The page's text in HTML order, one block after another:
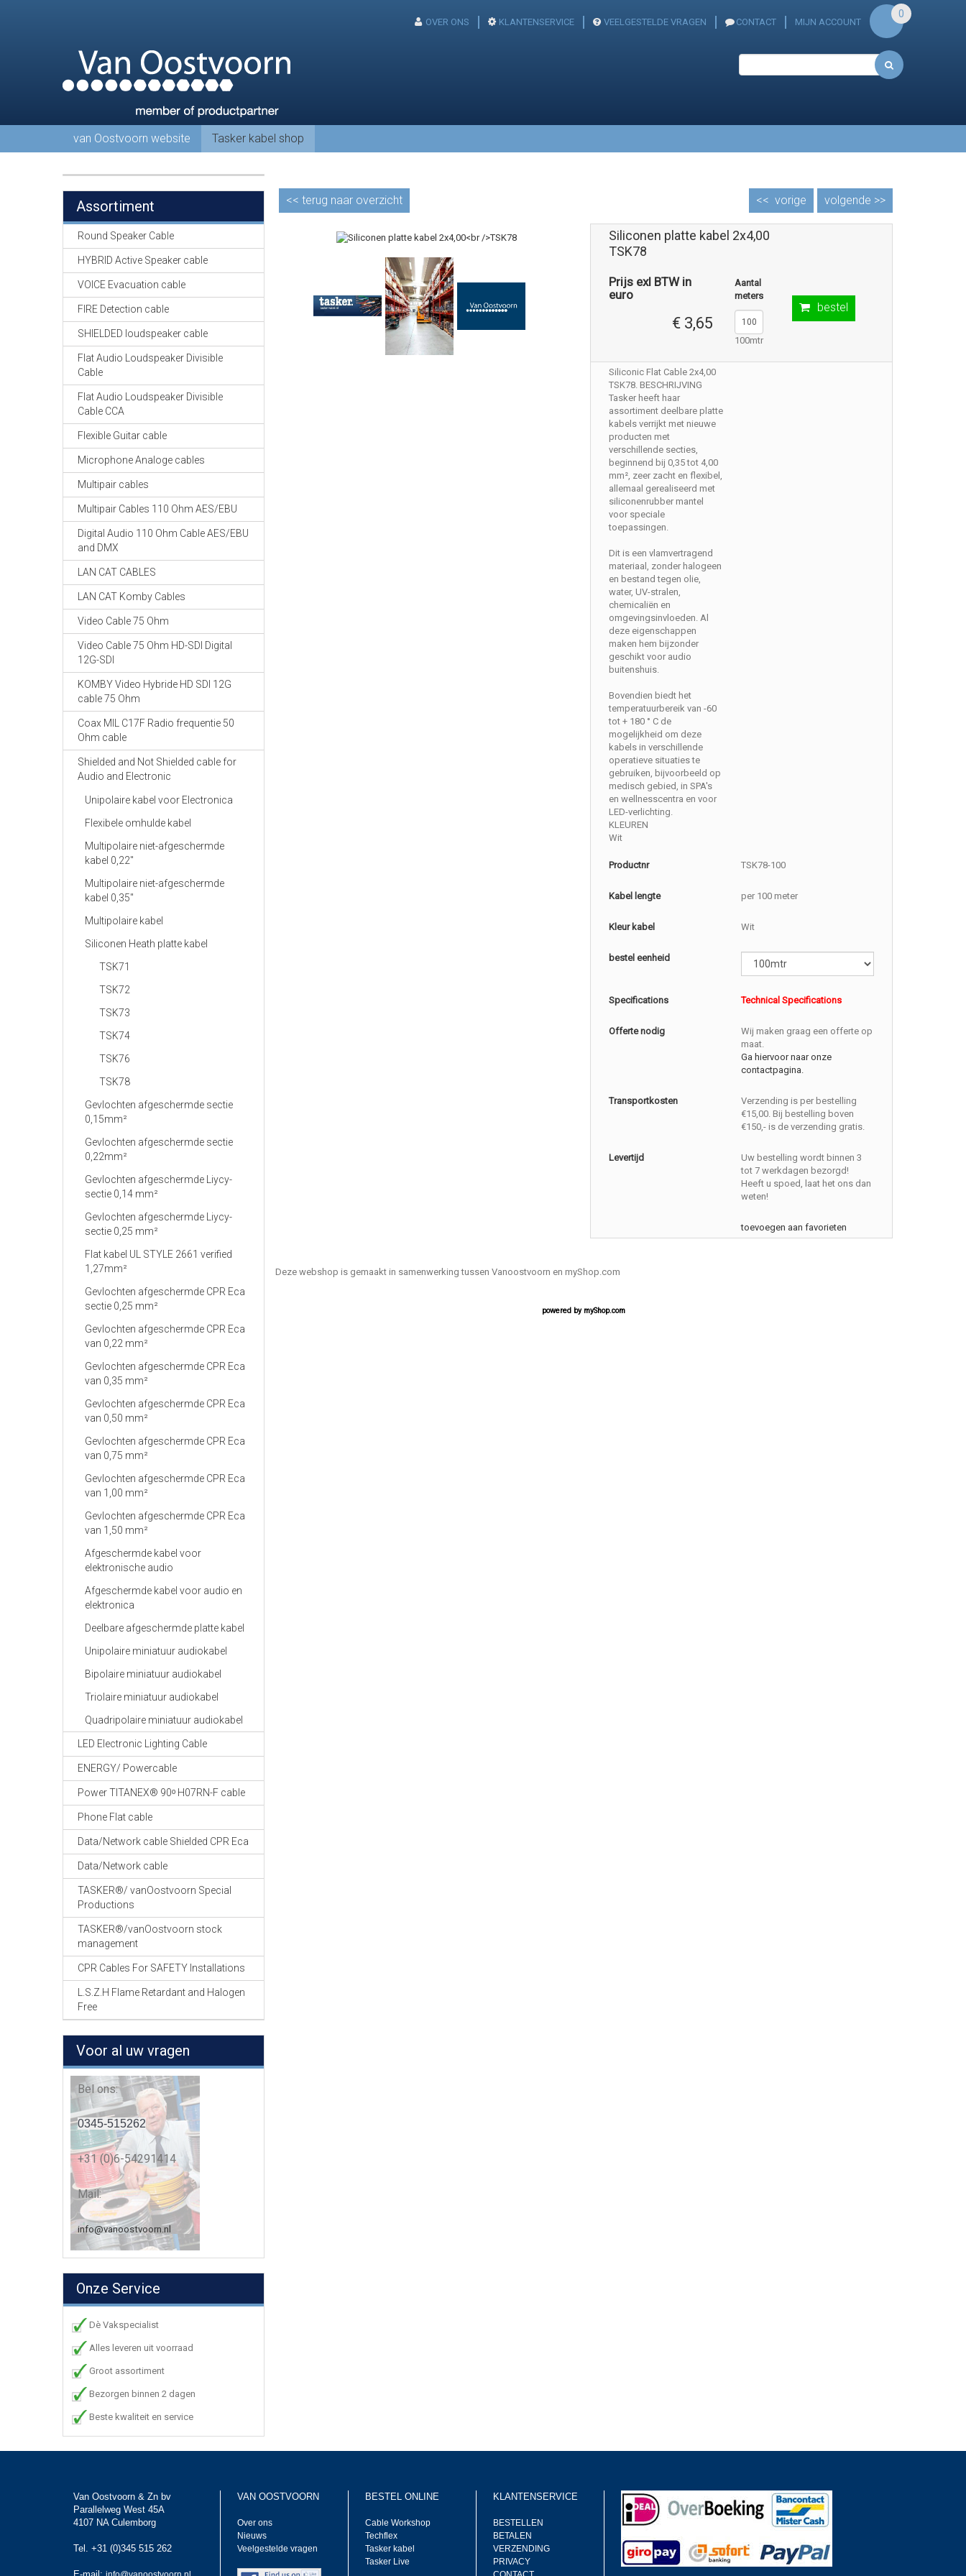
OVER ONS KLANTENSERVICE VEELGESTELDE VRAGEN CONTACT MIJN ACCOUNT
0
van Oostvoorn website Tasker kabel shop
Assortiment
Round Speaker Cable
HYBRID Active Speaker cable
VOICE Evacuation cable
FIRE Detection cable
SHIELDED loudspeaker cable
Flat Audio Loudspeaker Divisible
Cable
Flat Audio Loudspeaker Divisible
Cable CCA
Flexible Guitar cable
Microphone Analoge cables
Multipair cables
Multipair Cables 110 Ohm AES/EBU
Digital Audio 110 Ohm Cable AES/EBU
and DMX
LAN CAT CABLES
LAN CAT Komby Cables
Video Cable 75 Ohm
Video Cable 75 Ohm HD-SDI Digital
12G-SDI
KOMBY Video Hybride HD SDI 12G
cable 75 Ohm
Coax MIL C17F Radio frequentie 50
Ohm cable
Shielded and Not Shielded cable for
Audio and Electronic
Unipolaire kabel voor Electronica
Flexibele omhulde kabel
Multipolaire niet-afgeschermde
kabel 0,22"
Multipolaire niet-afgeschermde
kabel 0,35"
Multipolaire kabel
Siliconen Heath platte kabel
TSK71
TSK72
TSK73
TSK74
TSK76
TSK78
Gevlochten afgeschermde sectie
0,15mm²
Gevlochten afgeschermde sectie
0,22mm²
Gevlochten afgeschermde Liycy-
sectie 0,14 mm²
Gevlochten afgeschermde Liycy-
sectie 0,25 mm²
Flat kabel UL STYLE 2661 verified
1,27mm²
Gevlochten afgeschermde CPR Eca
sectie 0,25 mm²
Gevlochten afgeschermde CPR Eca
van 0,22 mm²
Gevlochten afgeschermde CPR Eca
van 0,35 mm²
Gevlochten afgeschermde CPR Eca
van 0,50 mm²
Gevlochten afgeschermde CPR Eca
van 0,75 mm²
Gevlochten afgeschermde CPR Eca
van 1,00 mm²
Gevlochten afgeschermde CPR Eca
van 1,50 mm²
Afgeschermde kabel voor
elektronische audio
Afgeschermde kabel voor audio en
elektronica
Deelbare afgeschermde platte kabel
Unipolaire miniatuur audiokabel
Bipolaire miniatuur audiokabel
Triolaire miniatuur audiokabel
Quadripolaire miniatuur audiokabel
LED Electronic Lighting Cable
ENERGY/ Powercable
Power TITANEX® 90ᵒ H07RN-F cable
Phone Flat cable
Data/Network cable Shielded CPR Eca
Data/Network cable
TASKER®/ vanOostvoorn Special
Productions
TASKER®/vanOostvoorn stock
management
CPR Cables For SAFETY Installations
L.S.Z.H Flame Retardant and Halogen
Free
Voor al uw vragen
Bel ons:
0345-515262
+31 (0)6-54291414
Mail:
info@vanoostvoorn.nl
Onze Service
Dè Vakspecialist
Alles leveren uit voorraad
Groot assortiment
Bezorgen binnen 2 dagen
Beste kwaliteit en service
<< terug naar overzicht volgende >>
<< vorige
Siliconen platte kabel 2x4,00
TSK78
Prijs exl BTW in
euro
€ 3,65
Aantal
meters
100mtr
bestel
Siliconic Flat Cable 2x4,00
TSK78. BESCHRIJVING
Tasker heeft haar
assortiment deelbare platte
kabels verrijkt met nieuwe
producten met
verschillende secties,
beginnend bij 0,35 tot 4,00
mm², zeer zacht en flexibel,
allemaal gerealiseerd met
siliconenrubber mantel
voor speciale
toepassingen.
Dit is een vlamvertragend
materiaal, zonder halogeen
en bestand tegen olie,
water, UV-stralen,
chemicaliën en
omgevingsinvloeden. Al
deze eigenschappen
maken hem bijzonder
geschikt voor audio
buitenshuis.
Bovendien biedt het
temperatuurbereik van -60
tot + 180 ° C de
mogelijkheid om deze
kabels in verschillende
operatieve situaties te
gebruiken, bijvoorbeeld op
medisch gebied, in SPA's
en wellnesscentra en voor
LED-verlichting.
KLEUREN
Wit
Productnr TSK78-100
Kabel lengte per 100 meter
Kleur kabel Wit
bestel eenheid
Specifications Technical Specifications
Offerte nodig
Wij maken graag een offerte op
maat.
Ga hiervoor naar onze
contactpagina.
Transportkosten
Verzending is per bestelling
€15,00. Bij bestelling boven
€150,- is de verzending gratis.
Levertijd
Uw bestelling wordt binnen 3
tot 7 werkdagen bezorgd!
Heeft u spoed, laat het ons dan
weten!
toevoegen aan favorieten
Deze webshop is gemaakt in samenwerking tussen Vanoostvoorn en myShop.com
powered by myShop.com
Van Oostvoorn & Zn bv
Parallelweg West 45A
4107 NA Culemborg
Tel. +31 (0)345 515 262
VAN OOSTVOORN
Over ons
Nieuws
Veelgestelde vragen
BESTEL ONLINE
Cable Workshop
Techflex
Tasker kabel
Tasker Live
KLANTENSERVICE
BESTELLEN
BETALEN
VERZENDING
PRIVACY